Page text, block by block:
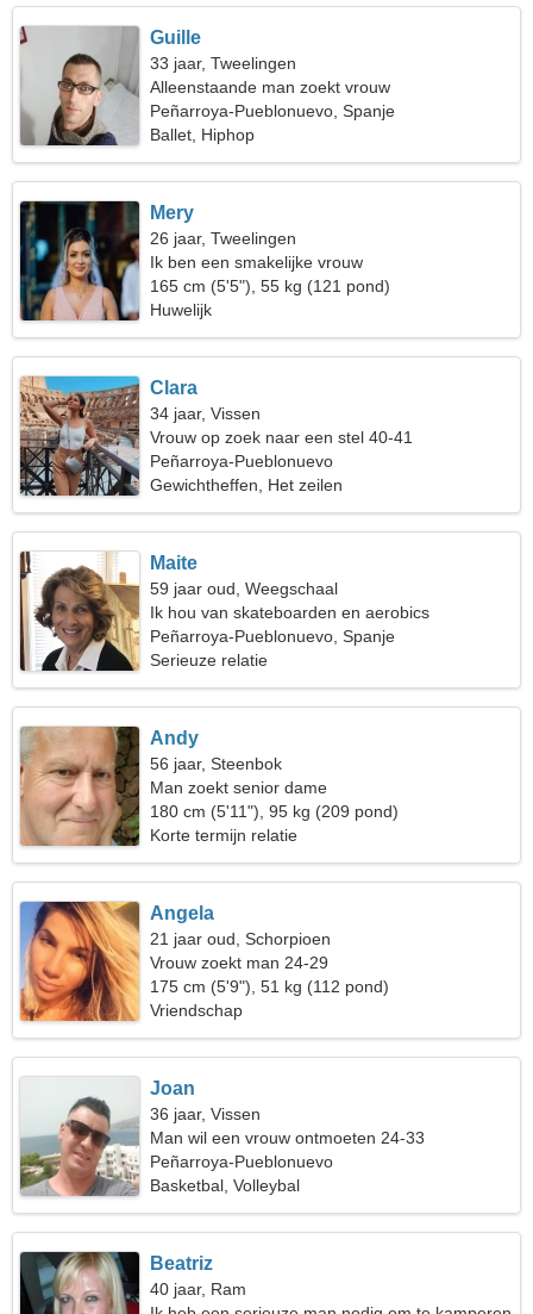
Guille
33 jaar, Tweelingen
Alleenstaande man zoekt vrouw
Peñarroya-Pueblonuevo, Spanje
Ballet, Hiphop
Mery
26 jaar, Tweelingen
Ik ben een smakelijke vrouw
165 cm (5'5"), 55 kg (121 pond)
Huwelijk
Clara
34 jaar, Vissen
Vrouw op zoek naar een stel 40-41
Peñarroya-Pueblonuevo
Gewichtheffen, Het zeilen
Maite
59 jaar oud, Weegschaal
Ik hou van skateboarden en aerobics
Peñarroya-Pueblonuevo, Spanje
Serieuze relatie
Andy
56 jaar, Steenbok
Man zoekt senior dame
180 cm (5'11"), 95 kg (209 pond)
Korte termijn relatie
Angela
21 jaar oud, Schorpioen
Vrouw zoekt man 24-29
175 cm (5'9"), 51 kg (112 pond)
Vriendschap
Joan
36 jaar, Vissen
Man wil een vrouw ontmoeten 24-33
Peñarroya-Pueblonuevo
Basketbal, Volleybal
Beatriz
40 jaar, Ram